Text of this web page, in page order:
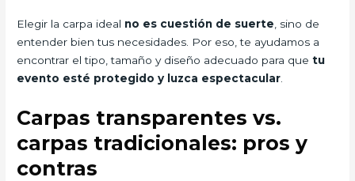
Elegir la carpa ideal no es cuestión de suerte , sino de
entender bien tus necesidades. Por eso, te ayudamos a
encontrar el tipo, tamaño y diseño adecuado para quetu
evento esté protegido y luzca espectacular
Carpas transparentes vs.
carpas tradicionales: pros y
contras